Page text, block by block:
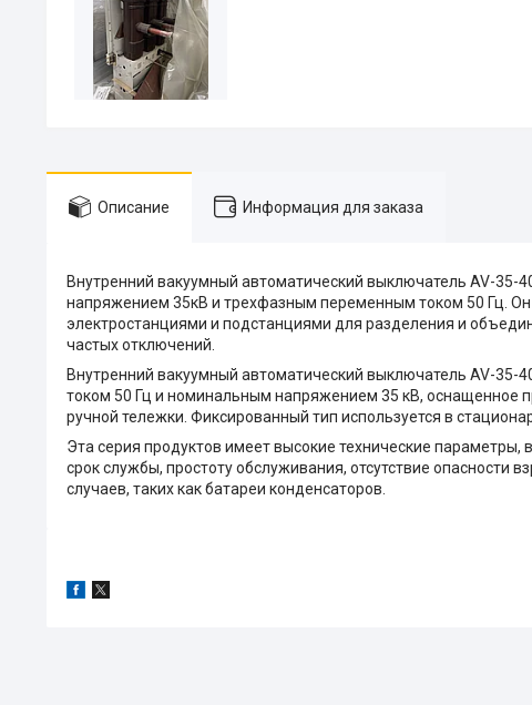
Описание Информация для заказа
Внутренний вакуумный автоматический выключатель AV-
напряжением 35кВ и трехфазным переменным током 50 Гц.
электростанциями и подстанциями для разделения и
частых отключений.
Внутренний вакуумный автоматический выключатель AV-
током 50 Гц и номинальным напряжением 35 кВ, оснащенное
ручной тележки. Фиксированный тип используется в
Эта серия продуктов имеет высокие технические
срок службы, простоту обслуживания, отсутствие
случаев, таких как батареи конденсаторов.